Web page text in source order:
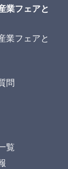
業フェアと
業フェアと
問
覧